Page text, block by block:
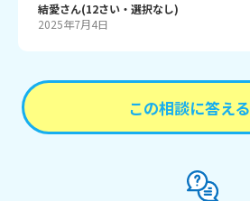
結愛さん(12さい・ 選択なし)
2025年7月4日
この相談に答える